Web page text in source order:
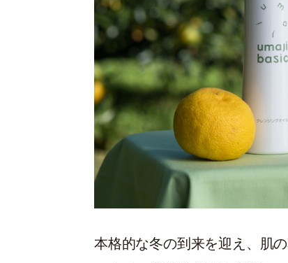
本格的な冬の到来を迎え、肌